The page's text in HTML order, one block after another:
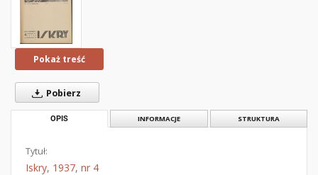
Pokaż treść
Pobierz
OPIS INFORMACJE STRUKTURA
Tytuł:
Iskry, 1937, nr 4